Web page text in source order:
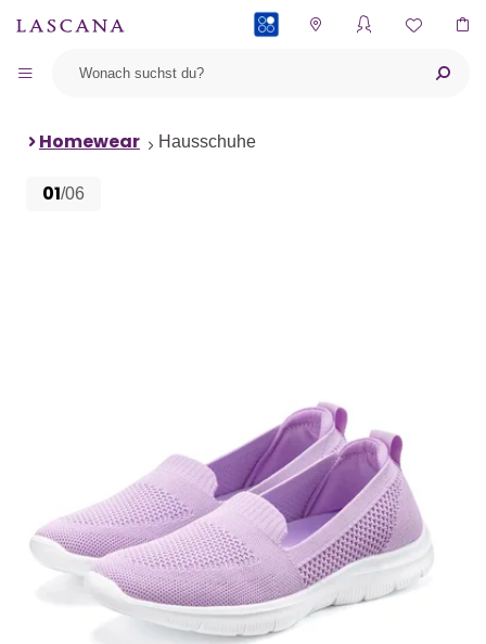
Homewear Hausschuhe
01/06